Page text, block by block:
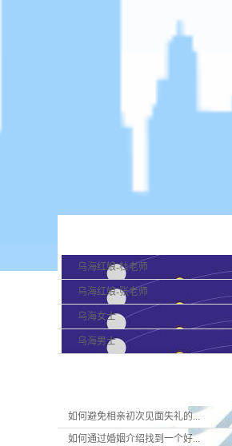
乌海红娘-杜老师
乌海红娘-张老师
乌海女士
乌海男士
如何避免相亲初次见面失礼的...
如何通过婚姻介绍找到一个好...